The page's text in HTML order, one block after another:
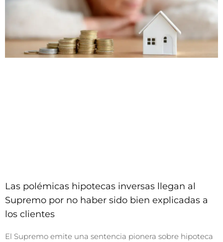
Las polémicas hipotecas inversas llegan al
Supremo por no haber sido bien explicadas a
los clientes
El Supremo emite una sentencia pionera sobre hipoteca